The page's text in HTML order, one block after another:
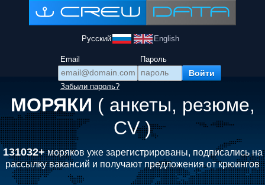
Русский English
Email Пароль
Забыли пароль?
МОРЯКИ ( анкеты, резюме,
CV )
131032+моряков уже зарегистрированы, подписались на
рассылку вакансий и получают предложения от крюингов